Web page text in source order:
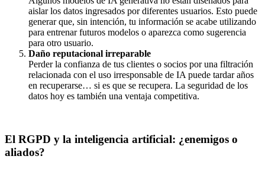
aislar los datos ingresados por diferentes usuarios. Esto puede
generar que, sin intención, tu información se acabe utilizando
para entrenar futuros modelos o aparezca como sugerencia
para otro usuario.
Daño reputacional irreparable
Perder la confianza de tus clientes o socios por una filtración
relacionada con el uso irresponsable de IA puede tardar años
en recuperarse… si es que se recupera. La seguridad de los
datos hoy es también una ventaja competitiva.
El RGPD y la inteligencia artificial: ¿enemigos o
aliados?